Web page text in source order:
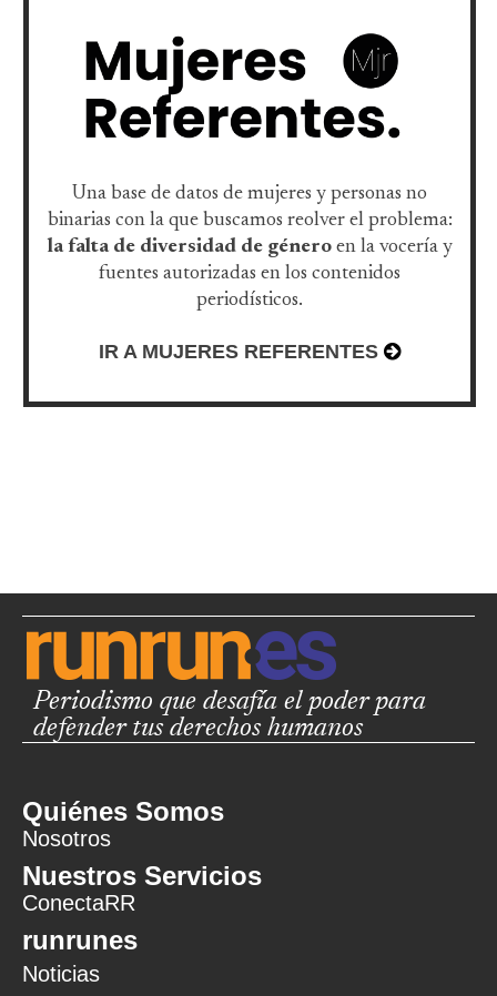
Una base de datos de mujeres y personas no
binarias con la que buscamos reolver el problema:
la falta de diversidad de género en la vocería y
fuentes autorizadas en los contenidos
periodísticos.
IR A MUJERES REFERENTES
Periodismo que desafía el poder para
defender tus derechos humanos
Quiénes Somos
Nosotros
Nuestros Servicios
ConectaRR
runrunes
Noticias